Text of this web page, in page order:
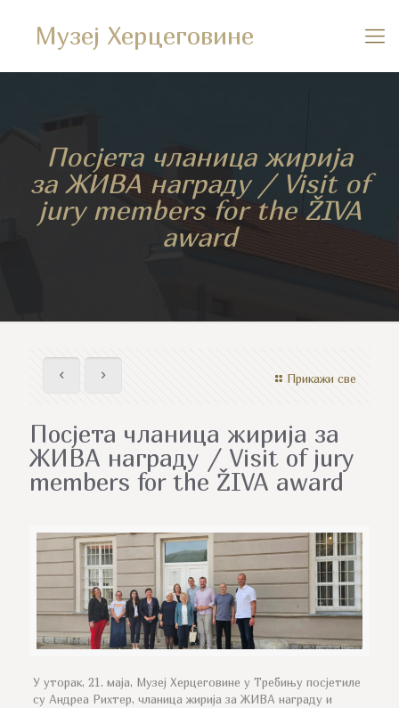
Музеј Херцеговине
Посјета чланица жирија
за ЖИВА награду / Visit of
jury members for the ŽIVA
award
Прикажи све
Посјета чланица жирија за
ЖИВА награду / Visit of jury
members for the ŽIVA award
У уторак, 21. маја, Музеј Херцеговине у Требињу посјетиле
су Андреа Рихтер, чланица жирија за ЖИВА награду и